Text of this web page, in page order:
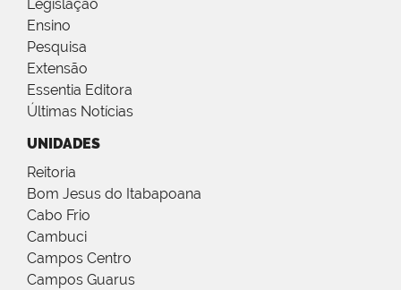
Legislação
Ensino
Pesquisa
Extensão
Essentia Editora
Últimas Notícias
UNIDADES
Reitoria
Bom Jesus do Itabapoana
Cabo Frio
Cambuci
Campos Centro
Campos Guarus